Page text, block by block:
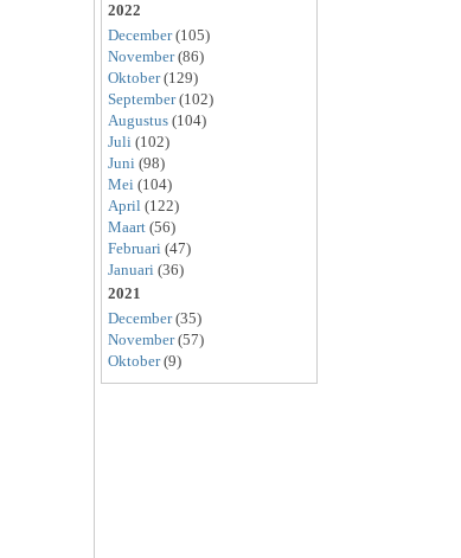
2022
December(105)
November(86)
Oktober(129)
September(102)
Augustus (104)
Juli (102)
Juni (98)
Mei (104)
April (122)
Maart (56)
Februari (47)
Januari (36)
2021
December(35)
November(57)
Oktober(9)